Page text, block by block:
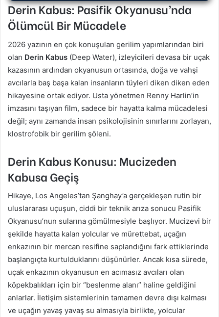
Derin Kabus: Pasifik Okyanusu’nda
Ölümcül Bir Mücadele
2026 yazının en çok konuşulan gerilim yapımlarından biri
olan Derin Kabus (Deep Water), izleyicileri devasa bir uçak
kazasının ardından okyanusun ortasında, doğa ve vahşi
avcılarla baş başa kalan insanların tüyleri diken diken eden
hikayesine ortak ediyor. Usta yönetmen Renny Harlin’in
imzasını taşıyan film, sadece bir hayatta kalma mücadelesi
değil; aynı zamanda insan psikolojisinin sınırlarını zorlayan,
klostrofobik bir gerilim şöleni.
Derin Kabus Konusu: Mucizeden
Kabusa Geçiş
Hikaye, Los Angeles’tan Şanghay’a gerçekleşen rutin bir
uluslararası uçuşun, ciddi bir teknik arıza sonucu Pasifik
Okyanusu’nun sularına gömülmesiyle başlıyor. Mucizevi bir
şekilde hayatta kalan yolcular ve mürettebat, uçağın
enkazının bir mercan resifine saplandığını fark ettiklerinde
başlangıçta kurtulduklarını düşünürler. Ancak kısa sürede,
uçak enkazının okyanusun en acımasız avcıları olan
köpekbalıkları için bir “beslenme alanı” haline geldiğini
anlarlar. İletişim sistemlerinin tamamen devre dışı kalması
ve uçağın yavaş yavaş su almasıyla birlikte, yolcular